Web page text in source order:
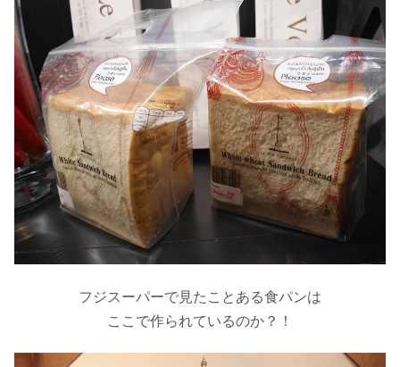
フジスーパーで見たことある食パンは
ここで作られているのか？！